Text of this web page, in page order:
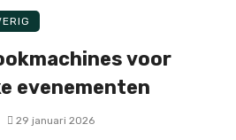
voor
evenementen
29 januari 2026